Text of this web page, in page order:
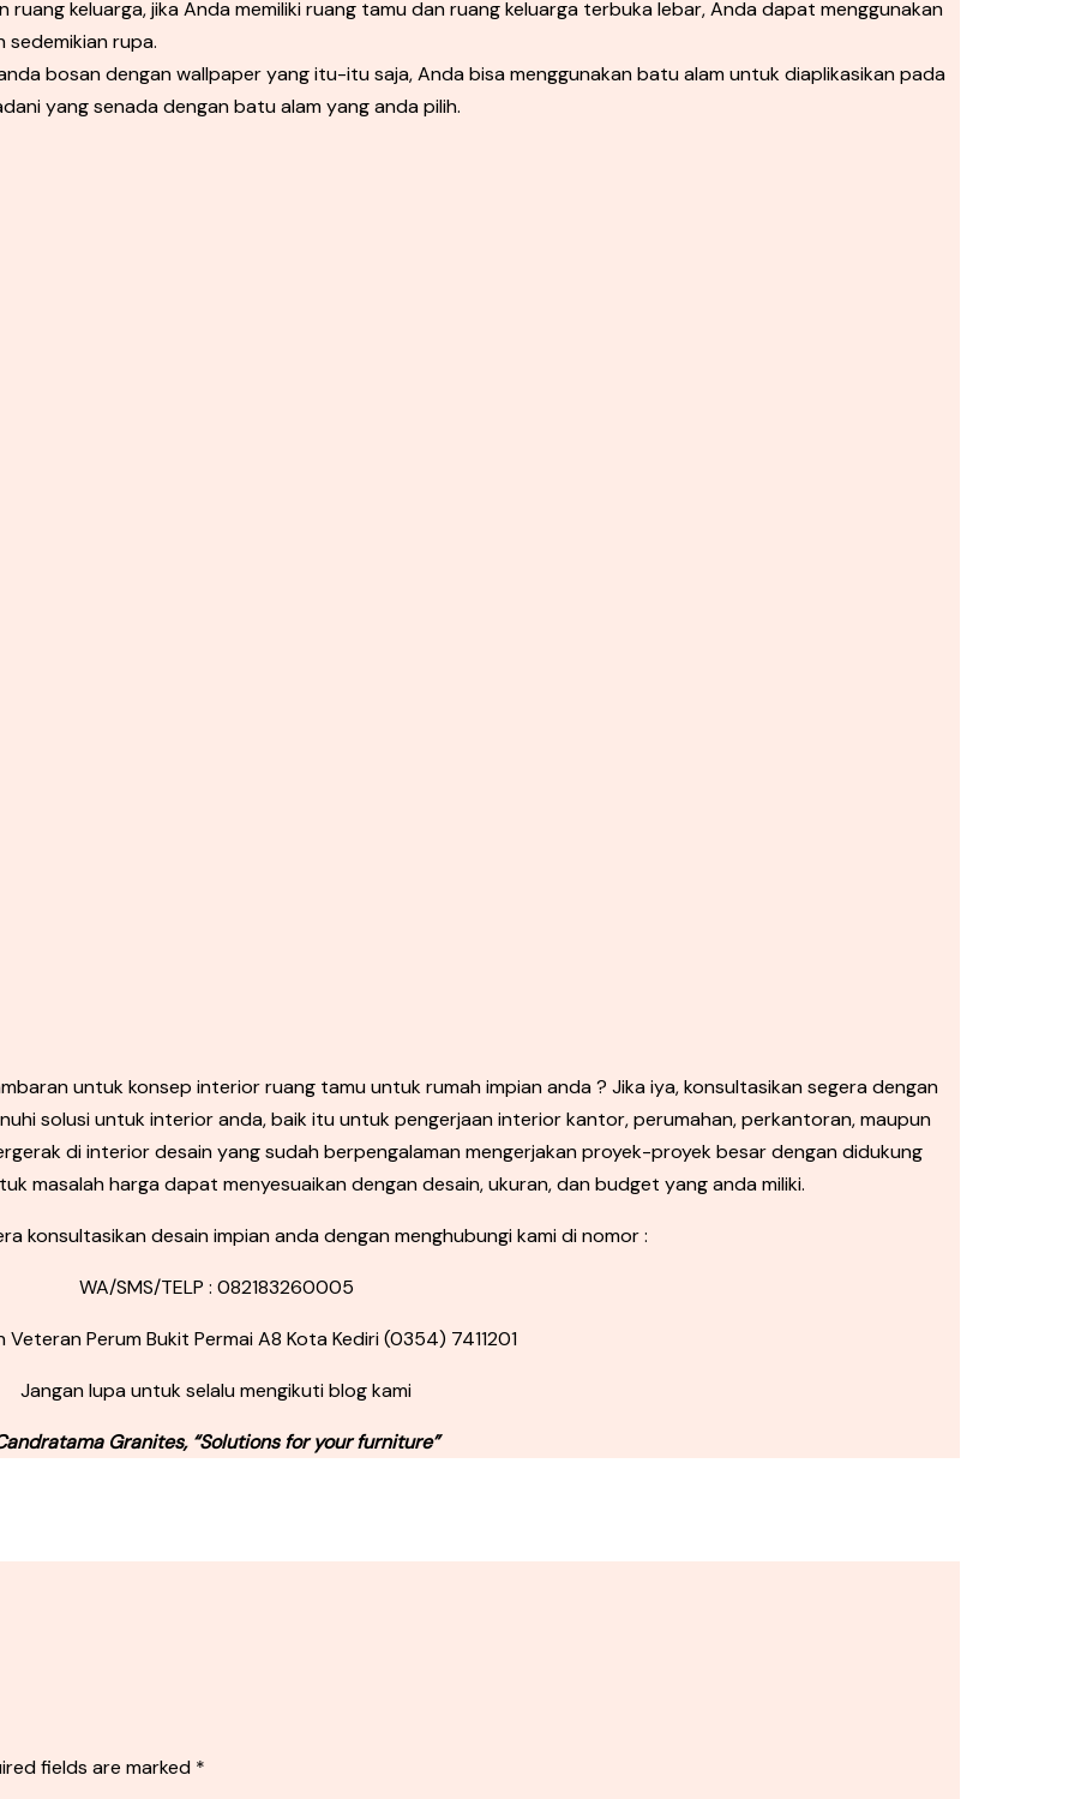
keluarga, jika Anda memiliki ruang tamu dan ruang keluarga terbuka lebar, Anda dapat menggunakan
rupa.
bosan dengan wallpaper yang itu-itu saja, Anda bisa menggunakan batu alam untuk diaplikasikan pada
yang senada dengan batu alam yang anda pilih.
untuk konsep interior ruang tamu untuk rumah impian anda ? Jika iya, konsultasikan segera dengan
solusi untuk interior anda, baik itu untuk pengerjaan interior kantor, perumahan, perkantoran, maupun
di interior desain yang sudah berpengalaman mengerjakan proyek-proyek besar dengan didukung
masalah harga dapat menyesuaikan dengan desain, ukuran, dan budget yang anda miliki.
konsultasikan desain impian anda dengan menghubungi kami di nomor :
WA/SMS/TELP : 082183260005
Veteran Perum Bukit Permai A8 Kota Kediri (0354) 7411201
Jangan lupa untuk selalu mengikuti blog kami
Granites, “Solutions for your furniture”
fields are marked *